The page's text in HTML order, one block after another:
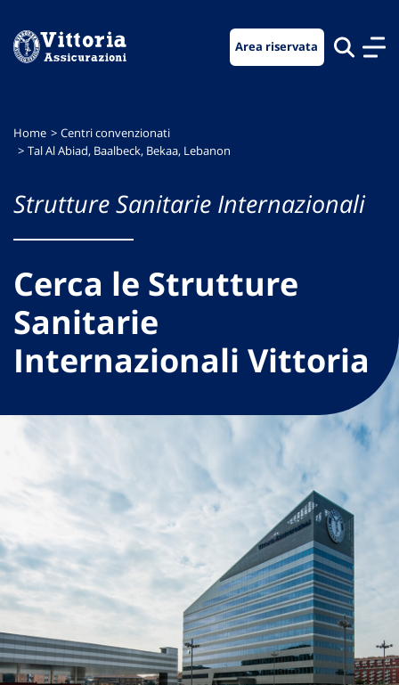
menu
contenuto
footer
Area riservata
Home
Centri convenzionati
Tal Al Abiad, Baalbeck, Bekaa, Lebanon
Strutture Sanitarie Internazionali
Cerca le Strutture
Sanitarie
Internazionali Vittoria